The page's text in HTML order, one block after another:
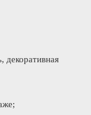
декоративная